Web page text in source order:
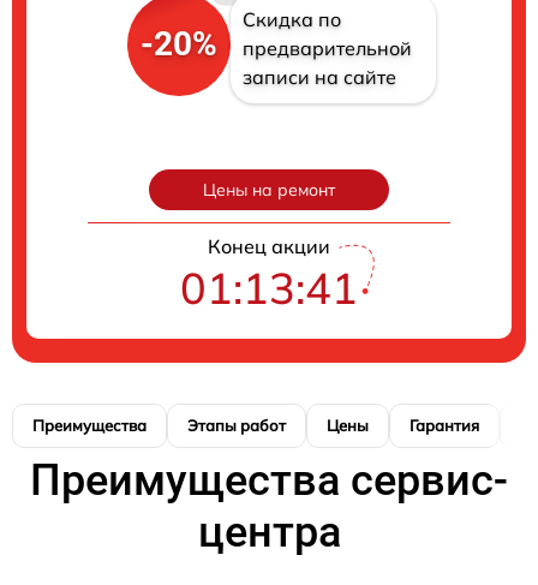
-20%
Скидка по
предварительной
записи на сайте
Цены на ремонт
Конец акции
01:13:40
Преимущества Этапы работ Цены Гарантия
Преимущества сервис-
центра